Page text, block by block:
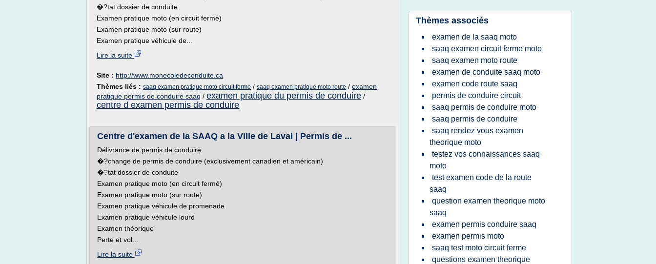
�?tat dossier de conduite
Examen pratique moto (en circuit fermé)
Examen pratique moto (sur route)
Examen pratique véhicule de...
Lire la suite
Site : http://www.monecoledeconduite.ca
Thèmes liés : saaq examen pratique moto circuit ferme / saaq examen pratique moto route / examen
pratique permis de conduire saaq / examen pratique du permis de conduire /
centre d examen permis de conduire
Centre d'examen de la SAAQ a la Ville de Laval | Permis de ...
Délivrance de permis de conduire
�?change de permis de conduire (exclusivement canadien et américain)
�?tat dossier de conduite
Examen pratique moto (en circuit fermé)
Examen pratique moto (sur route)
Examen pratique véhicule de promenade
Examen pratique véhicule lourd
Examen théorique
Perte et vol...
Lire la suite
Thèmes associés
examen de la saaq moto
saaq examen circuit ferme moto
saaq examen moto route
examen de conduite saaq moto
examen code route saaq
permis de conduire circuit
saaq permis de conduire moto
saaq permis de conduire
saaq rendez vous examen
theorique moto
testez vos connaissances saaq
moto
test examen code de la route
saaq
question examen theorique moto
saaq
examen permis conduire saaq
examen permis moto
saaq test moto circuit ferme
questions examen theorique